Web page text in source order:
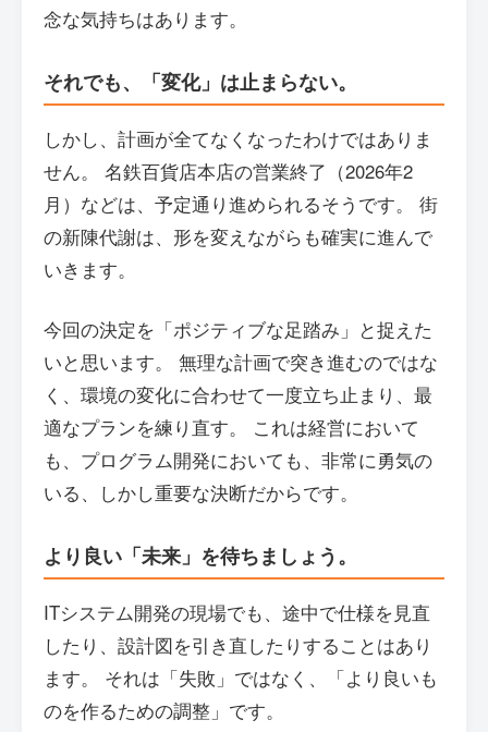
念な気持ちはあります。
それでも、「変化」は止まらない。
しかし、計画が全てなくなったわけではありま
せん。 名鉄百貨店本店の営業終了（2026年2
月）などは、予定通り進められるそうです。 街
の新陳代謝は、形を変えながらも確実に進んで
いきます。
今回の決定を「ポジティブな足踏み」と捉えた
いと思います。 無理な計画で突き進むのではな
く、環境の変化に合わせて一度立ち止まり、最
適なプランを練り直す。 これは経営において
も、プログラム開発においても、非常に勇気の
いる、しかし重要な決断だからです。
より良い「未来」を待ちましょう。
ITシステム開発の現場でも、途中で仕様を見直
したり、設計図を引き直したりすることはあり
ます。 それは「失敗」ではなく、「より良いも
のを作るための調整」です。